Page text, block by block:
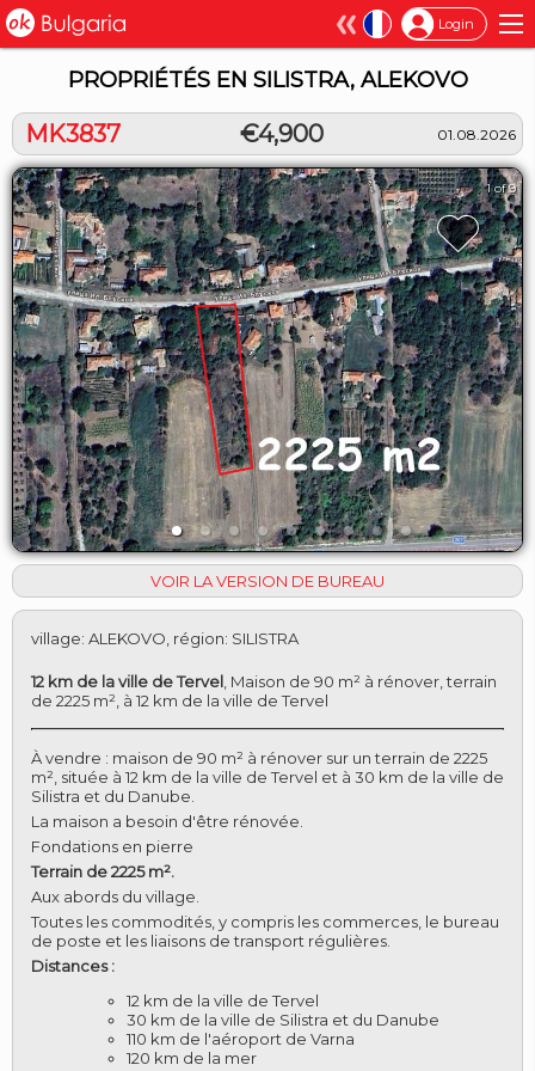
Login ×
PROPRIÉTÉS EN SILISTRA, ALEKOVO
MK3837 €4,900 01.08.2026
1 of 9
VOIR LA VERSION DE BUREAU
village: ALEKOVO région: SILISTRA
12 km de la ville de Tervel Maison de 90 m² à rénover, terrain
de 2225 m², à 12 km de la ville de Tervel
À vendre : maison de 90 m² à rénover sur un terrain de 2225
m², située à 12 km de la ville de Tervel et à 30 km de la ville de
Silistra et du Danube.
La maison a besoin d'être rénovée.
Fondations en pierre
Terrain de 2225 m².
Aux abords du village.
Toutes les commodités, y compris les commerces, le bureau
de poste et les liaisons de transport régulières.
Distances :
12 km de la ville de Tervel
30 km de la ville de Silistra et du Danube
110 km de l'aéroport de Varna
120 km de la mer